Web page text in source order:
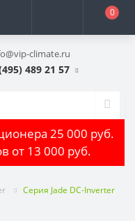
0
climate.ru
489 21 57
25 000 руб.
от 13 000 руб.
Серия Jade DC-Inverter